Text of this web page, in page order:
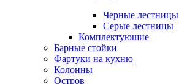
Черные лестницы
Серые лестницы
Комплектующие
Барные стойки
Фартуки на кухню
Колонны
Остров